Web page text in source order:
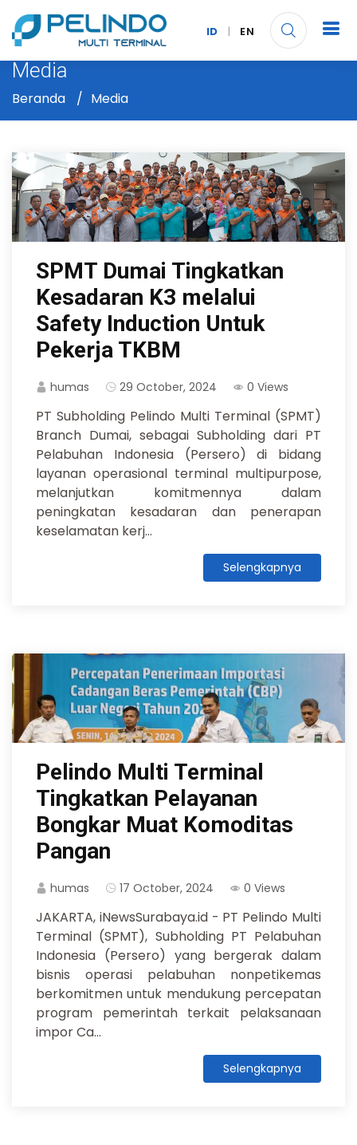
ID | EN
Media
Beranda Media
SPMT Dumai Tingkatkan
Kesadaran K3 melalui
Safety Induction Untuk
Pekerja TKBM
humas 29 October, 2024 0 Views
PT Subholding Pelindo Multi Terminal (SPMT)
Branch Dumai, sebagai Subholding dari PT
Pelabuhan Indonesia (Persero) di bidang
layanan operasional terminal multipurpose,
melanjutkan komitmennya dalam
peningkatan kesadaran dan penerapan
keselamatan kerj...
Selengkapnya
Pelindo Multi Terminal
Tingkatkan Pelayanan
Bongkar Muat Komoditas
Pangan
humas 17 October, 2024 0 Views
JAKARTA, iNewsSurabaya.id - PT Pelindo Multi
Terminal (SPMT), Subholding PT Pelabuhan
Indonesia (Persero) yang bergerak dalam
bisnis operasi pelabuhan nonpetikemas
berkomitmen untuk mendukung percepatan
program pemerintah terkait pelaksanaan
impor Ca...
Selengkapnya